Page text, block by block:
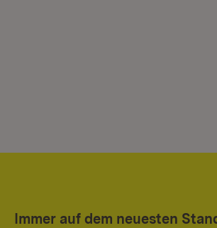
Immer auf dem neuesten